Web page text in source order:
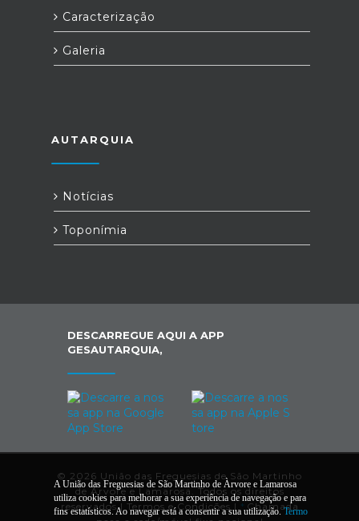
Caracterização
Galeria
AUTARQUIA
Notícias
Toponímia
DESCARREGUE AQUI A APP
GESAUTARQUIA,
© 2026 União das Freguesias de São Martinho
de Àrvore e Lamarosa. Todos os direitos
reservados | Termos e Condições | * Chamada
A União das Freguesias de São Martinho de Àrvore e Lamarosa
utiliza cookies para melhorar a sua experiência de navegação e para
fins estatísticos. Ao navegar está a consentir a sua utilização.Termo